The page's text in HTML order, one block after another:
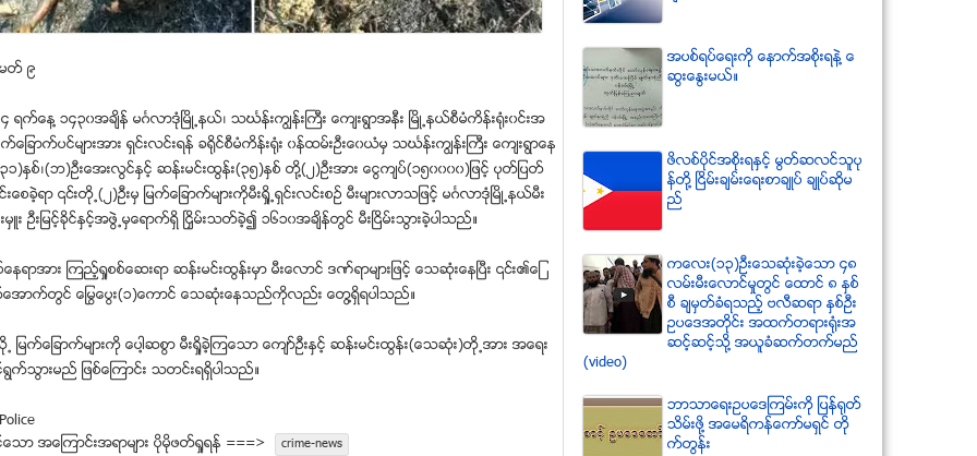
တ္ ၉
ရက္ေန႔ ၁၄၃၀အခ်ိန္ မဂၤလာဒံုၿမိဳ႕နယ္၊ သဃၤန္းကၽြန္းႀကီး ေက်းရြာအနီး ၿမိဳ႕နယ္စီမံကိန္းရံုး၀င္းအ
က္ေျခာက္ပင္မ်ားအား ရွင္းလင္းရန္ ခရိုင္စီမံကိန္းရံုး ၀န္ထမ္းဦးေ၀ယံမွ သဃၤန္းကၽြန္းႀကီး ေက်းရြာေန
၁)ႏွစ္၊(ဘ)ဦးေအးလြင္ႏွင့္ ဆန္းမင္းထြန္း(၃၅)ႏွစ္ တို႔(၂)ဦးအား ေငြက်ပ္(၁၅၀၀၀၀)ျဖင့္ ပုတ္ျပတ္
င္းေစခဲ့ရာ ၎တို႕(၂)ဦးမွ ျမက္ေျခာက္မ်ားကိုမီးရိႈ႕ရွင္းလင္းစဥ္ မီးမ်ားလာသျဖင့္ မဂၤလာဒံုၿမိဳ႕နယ္မီး
း ဦးျမင့္ခိုင္ႏွင့္အဖဲြ႕မွေရာက္ရွိ ၿငိွမ္းသတ္ခဲ့၍ ၁၆၁၀အခ်ိန္တြင္ မီးၿငိမ္းသြားခဲ့ပါသည္။
ေနရာအား ၾကည့္ရႈစစ္ေဆးရာ ဆန္းမင္းထြန္းမွာ မီးေလာင္ ဒဏ္ရာမ်ားျဖင့္ ေသဆံုးေနၿပီး ၎၏ေျ
ာက္တြင္ ေျမြေပြး(၁)ေကာင္ ေသဆံုးေနသည္ကိုလည္း ေတြ႔ရွိရပါသည္။
ျမက္ေျခာက္မ်ားကို ေပါ့ဆစြာ မီးရိႈခဲ့ၾကေသာ ေက်ာ္ဦးႏွင့္ ဆန္းမင္းထြန္း(ေသဆံုး)တို႕အား အေရး
က္သြားမည္ ျဖစ္ေၾကာင္း သတင္းရရွိပါသည္။
ာ အေၾကာင္းအရာမ်ား ပုိမုိဖတ္ရႈရန္ ===>
crime-news
အပစ္ရပ္ေရးကို ေနာက္အစိုးရနဲ႔ ေ
ဆြးေႏြးမယ္။
ဖိလစ္ပိုင္အစိုးရႏွင့္ မြတ္ဆလင္သူပု
န္တို႔ ၿငိမ္းခ်မ္းေရးစာခ်ဳပ္ ခ်ဳပ္ဆိုမ
ည္
ကေလး(၁၃)ဦးေသဆံုးခဲ့ေသာ ၄၈
လမ္းမီးေလာင္မႈတြင္ ေထာင္ ၈ ႏွစ္
စီ ခ်မွတ္ခံရသည့္ ဗလီဆရာ ႏွစ္ဦး
ဥပေဒအတိုင္း အထက္တရားရံုးအ
ဆင့္ဆင့္သို႔ အယူခံဆက္တက္မည္
(video)
ဘာသာေရးဥပေဒၾကမ္းကို ျပန္ရုတ္
သိမ္းဖို႔ အေမရိကန္ေကာ္မရွင္ တို
က္တြန္း